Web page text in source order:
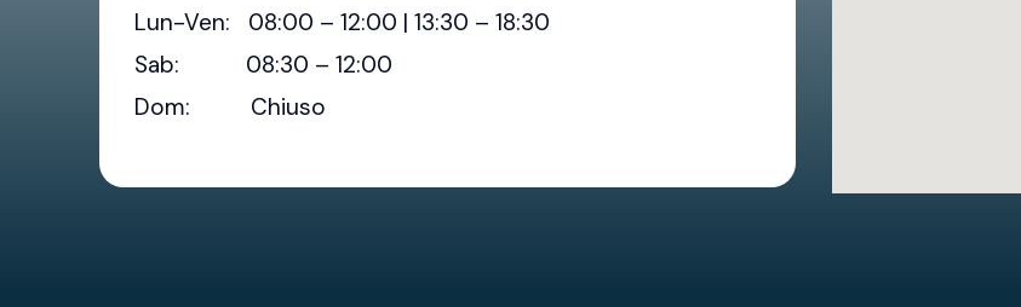
Lun-Ven: 08:00 – 12:00 | 13:30 – 18:30
Sab: 08:30 – 12:00
Dom: Chiuso